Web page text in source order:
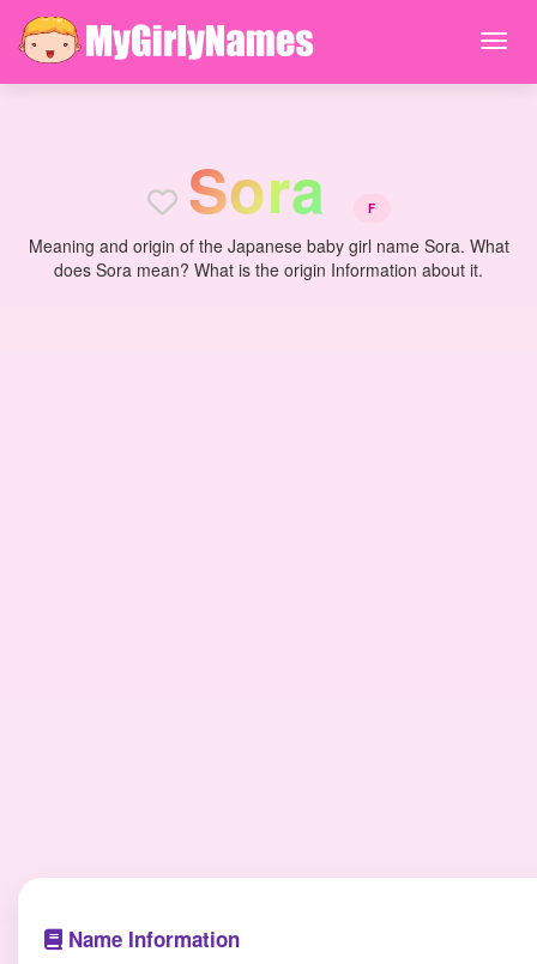
Sora F
Meaning and origin of the Japanese baby girl name Sora. What
does Sora mean? What is the origin Information about it.
Name Information